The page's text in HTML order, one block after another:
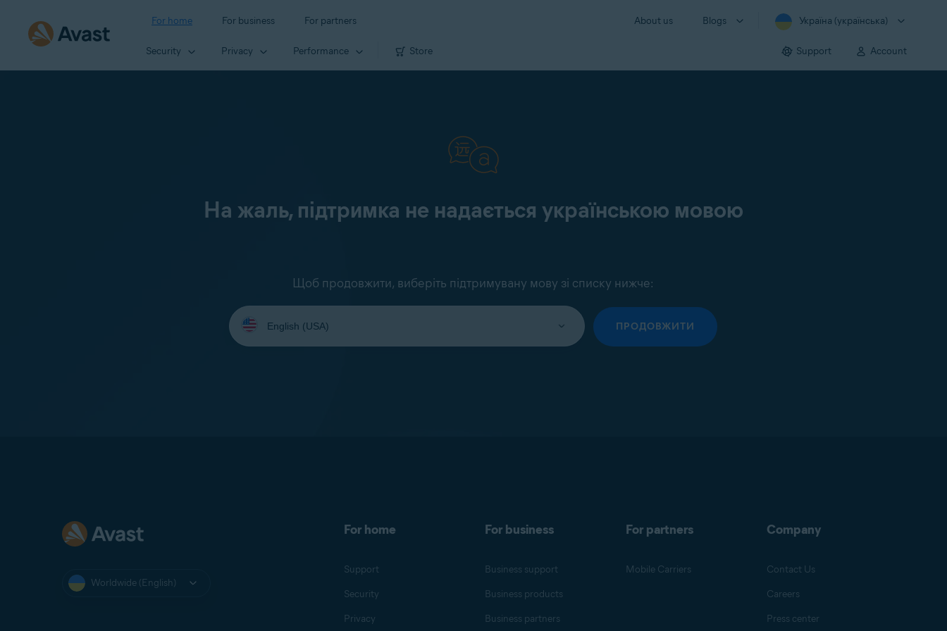
For home For business For partners About us Blogs Україна (українська)
Security Privacy Performance Store Support Account
На жаль, підтримка не надається українською мовою
Щоб продовжити, виберіть підтримувану мову зі списку нижче:
Select
your
language:
ПРОДОВЖИТИ
Worldwide (English)
For home
Support
Security
Privacy
For business
Business support
Business products
Business partners
For partners
Mobile Carriers
Company
Contact Us
Careers
Press center